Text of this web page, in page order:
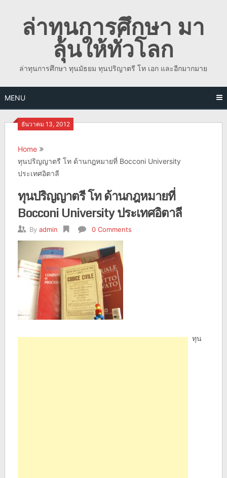
contentล่าทุนการศึกษา มา
ลุ้นให้ทั่วโลก
ล่าทุนการศึกษา ทุนมัธยม ทุนปริญาตรี โท เอก และอีกมากมาย
MENU
ธันวาคม 13, 2012
Home
ทุนปริญญาตรี โท ด้านกฎหมายที่ Bocconi University
ประเทศอิตาลี
ทุนปริญญาตรี โท ด้านกฎหมายที่
Bocconi University ประเทศอิตาลี
By admin 0 Comments
ทุน